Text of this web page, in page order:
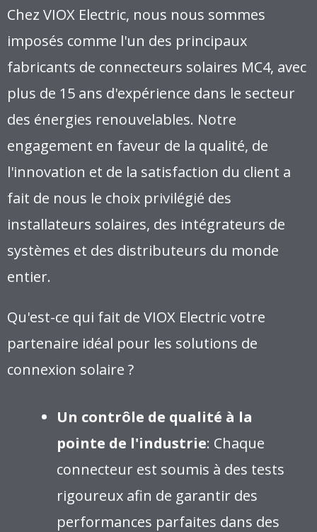
Chez VIOX Electric, nous nous sommes
imposés comme l'un des principaux
fabricants de connecteurs solaires MC4, avec
plus de 15 ans d'expérience dans le secteur
des énergies renouvelables. Notre
engagement en faveur de la qualité, de
l'innovation et de la satisfaction du client a
fait de nous le choix privilégié des
installateurs solaires, des intégrateurs de
systèmes et des distributeurs du monde
entier.
Qu'est-ce qui fait de VIOX Electric votre
partenaire idéal pour les solutions de
connexion solaire ?
Un contrôle de qualité à la
pointe de l'industrie: Chaque
connecteur est soumis à des tests
rigoureux afin de garantir des
performances parfaites dans des